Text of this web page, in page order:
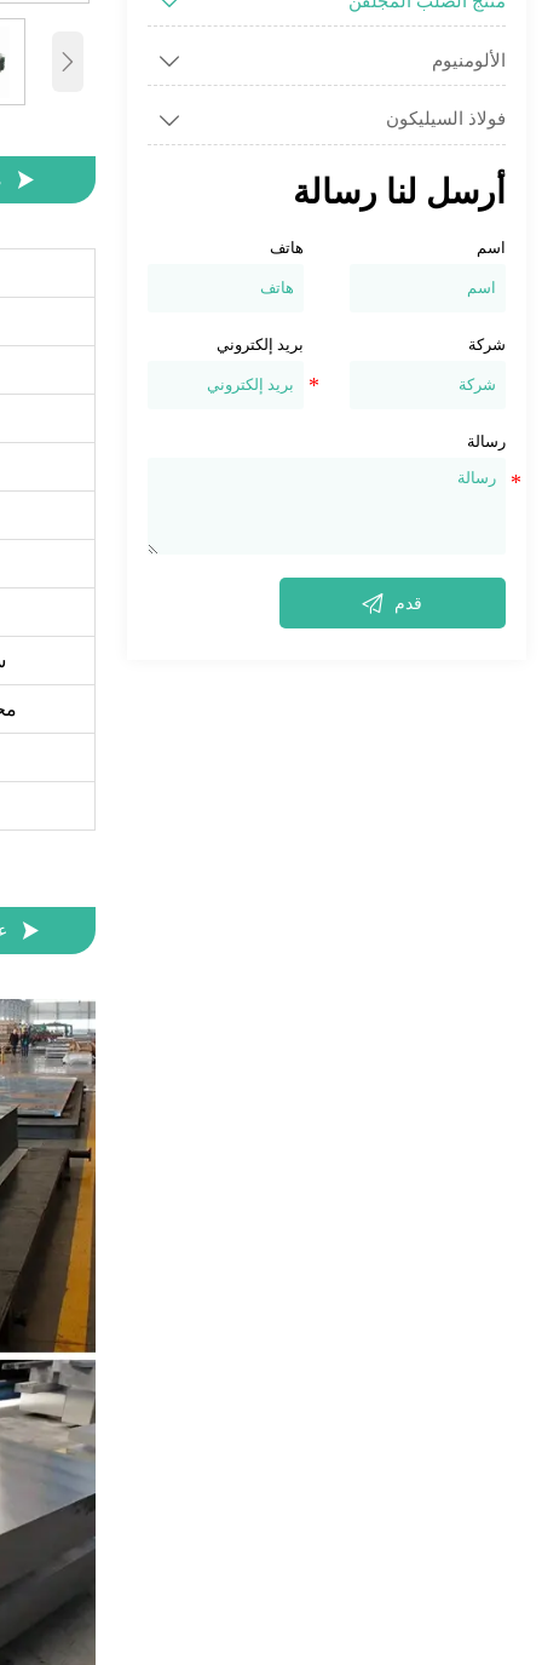
الألومنيوم 
فولاذ السيليكون 
أرسل لنا رسالة
اسم هاتف
شركة بريد إلكتروني
رسالة
قدم 


